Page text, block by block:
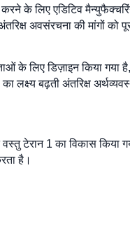
करने के लिए एडिटिव
अवसंरचना की मांगों को
के लिए डिज़ाइन किया गया
लक्ष्य बढ़ती अंतरिक्ष
वस्तु टेरान 1 का विकास किया
है।